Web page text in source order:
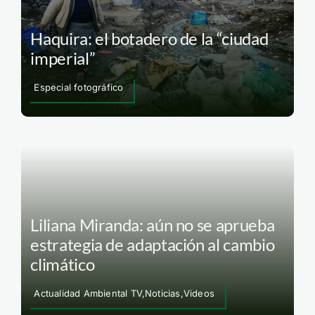
Haquira: el botadero de la “ciudad
imperial”
Especial fotográfico
Liliana Miranda: aún no se aprueba
estrategia de adaptación al cambio
climático
Actualidad Ambiental TV,Noticias,Videos